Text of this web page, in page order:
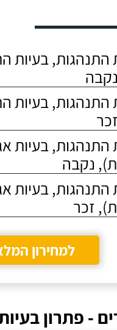
התנהגות, בעיות
התנהגות, בעיות
התנהגות, בעיות
נקבה
התנהגות, בעיות
זכר
למחירון
- פתרון